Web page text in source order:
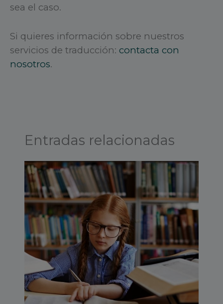
sea el caso.
Si quieres información sobre nuestros
servicios de traducción: contacta con
nosotros.
Entradas relacionadas